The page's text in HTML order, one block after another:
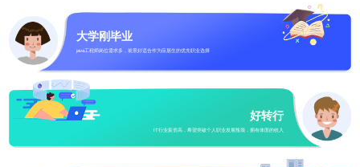
大学刚毕业
java工程师岗位需求多，前景好适合作为应届生的优先职业选择
好转行
IT行业薪资高，希望突破个人职业发展瓶颈，拥有体面的收入